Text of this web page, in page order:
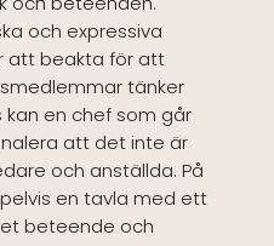
och expressiva
att beakta för att
tänker
kan en chef som går
att det inte är
och anställda. På
en tavla med ett
beteende och